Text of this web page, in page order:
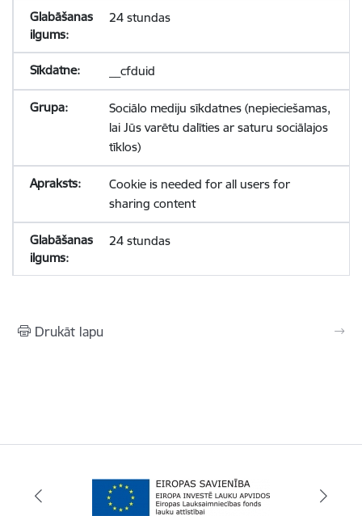
24 stundas
__cfduid
Sociālo mediju sīkdatnes (nepieciešamas,
lai Jūs varētu dalīties ar saturu sociālajos
tīklos)
Cookie is needed for all users for
sharing content
24 stundas
Drukāt lapu